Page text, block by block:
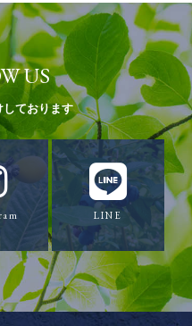
US
ております
LINE